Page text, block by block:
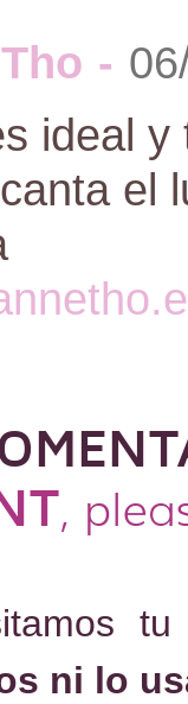
-
ideal
el
,
ni lo